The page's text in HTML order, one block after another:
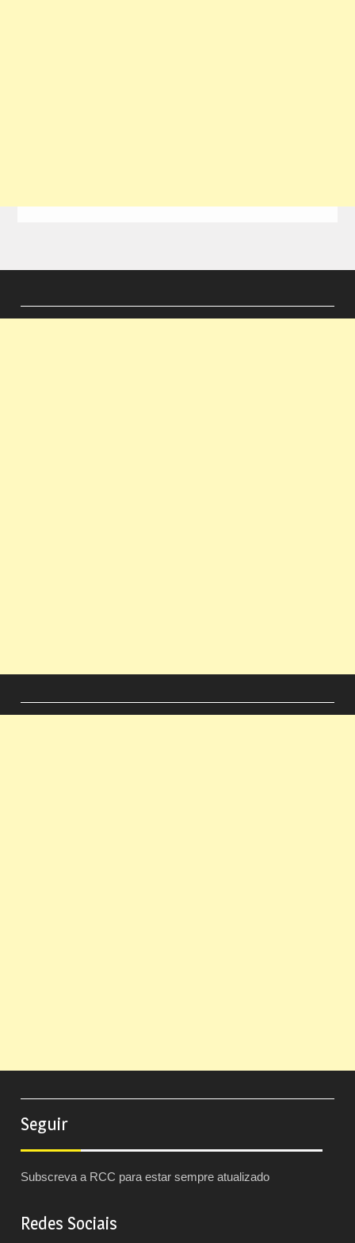
Seguir
Subscreva a RCC para estar sempre atualizado
Redes Sociais